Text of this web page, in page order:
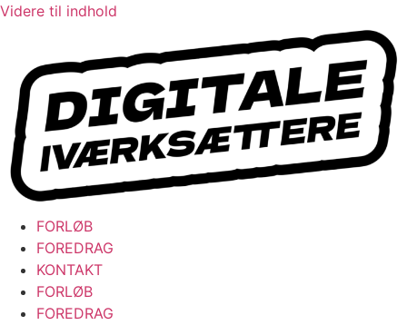
Videre til indhold
FORLØB
FOREDRAG
KONTAKT
FORLØB
FOREDRAG